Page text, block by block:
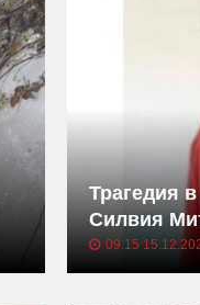
Трагедия
Силвия
09:15